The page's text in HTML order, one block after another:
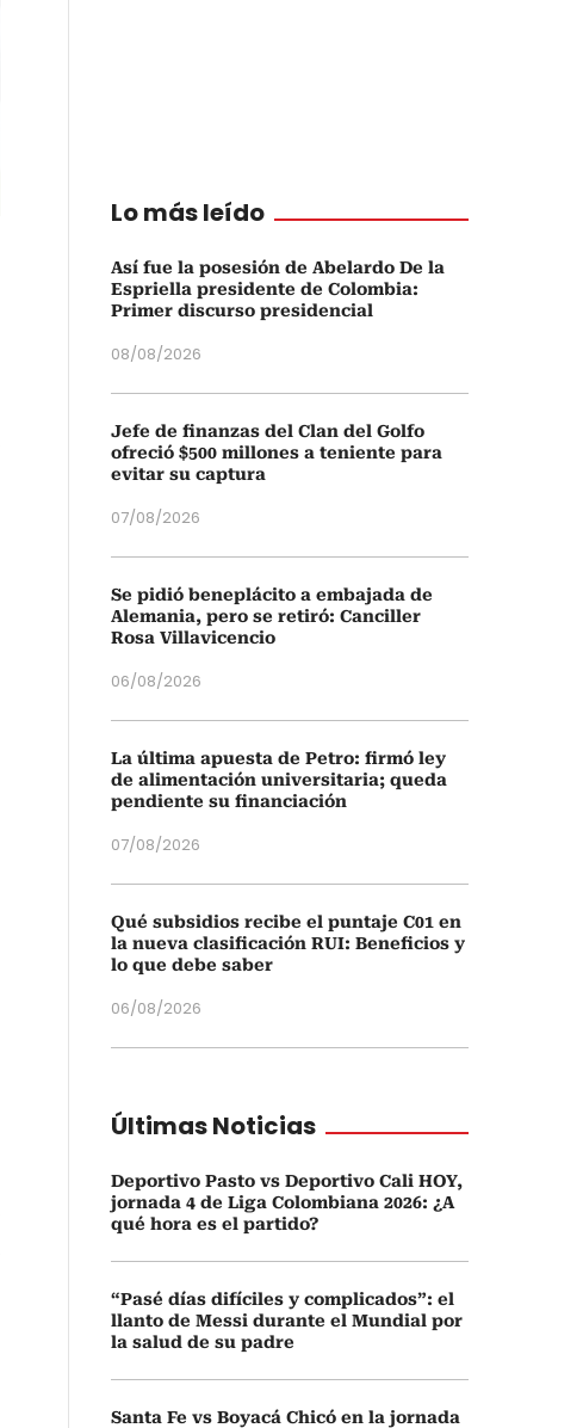
Lo más leído
Así fue la posesión de Abelardo De la
Espriella presidente de Colombia:
Primer discurso presidencial
08/08/2026
Jefe de finanzas del Clan del Golfo
ofreció $500 millones a teniente para
evitar su captura
07/08/2026
Se pidió beneplácito a embajada de
Alemania, pero se retiró: Canciller
Rosa Villavicencio
06/08/2026
La última apuesta de Petro: firmó ley
de alimentación universitaria; queda
pendiente su financiación
07/08/2026
Qué subsidios recibe el puntaje C01 en
la nueva clasificación RUI: Beneficios y
lo que debe saber
06/08/2026
Últimas Noticias
Deportivo Pasto vs Deportivo Cali HOY,
jornada 4 de Liga Colombiana 2026: ¿A
qué hora es el partido?
“Pasé días difíciles y complicados”: el
llanto de Messi durante el Mundial por
la salud de su padre
Santa Fe vs Boyacá Chicó en la jornada